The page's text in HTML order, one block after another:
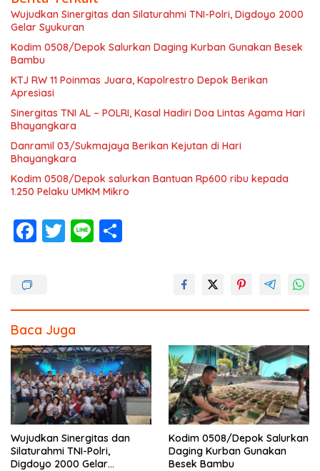
Wujudkan Sinergitas dan Silaturahmi TNI-Polri, Digdoyo 2000
Gelar Syukuran
Kodim 0508/Depok Salurkan Daging Kurban Gunakan Besek
Bambu
KTJ RW 11 Poinmas Juara, Kapolrestro Depok Berikan
Apresiasi
Sinergitas TNI AL – POLRI, Kasal Hadiri Doa Lintas Agama Hari
Bhayangkara
Danramil 03/Sukmajaya Berikan Kejutan di Hari
Bhayangkara
Kodim 0508/Depok salurkan Bantuan Rp600 ribu kepada
1.250 Pelaku UMKM Mikro
F
o
o
k
T Li
Baca Juga
Wujudkan Sinergitas dan
Silaturahmi TNI-Polri,
Digdoyo 2000 Gelar
Kodim 0508/Depok Salurkan
Daging Kurban Gunakan
Besek Bambu